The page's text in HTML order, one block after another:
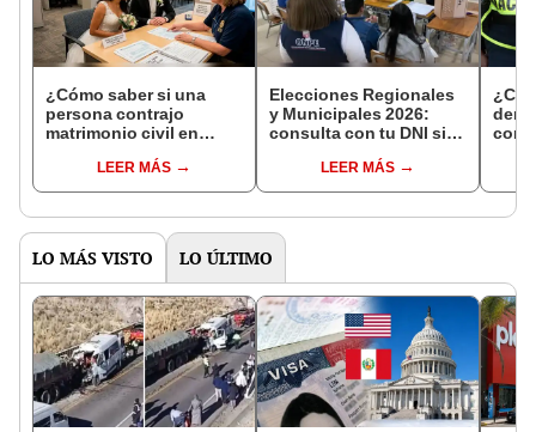
¿Cómo saber si una
persona contrajo
matrimonio civil en
LEER MÁS
Elecciones Regionales
y Municipales 2026:
consulta con tu DNI si
de mesa para este 4 de
octubre en el link oficial
LEER MÁS
con
LO MÁS VISTO LO ÚLTIMO